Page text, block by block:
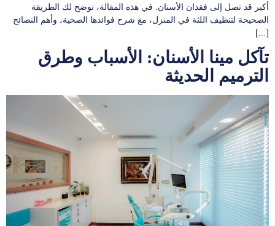
أكبر قد تصل إلى فقدان الأسنان. في هذه المقالة، نوضح لك الطريقة
الصحيحة لتنظيف اللثة في المنزل، مع شرح فوائدها الصحية، وأهم النصائح
[…]
تآكل مينا الأسنان: الأسباب وطرق
الترميم الحديثة